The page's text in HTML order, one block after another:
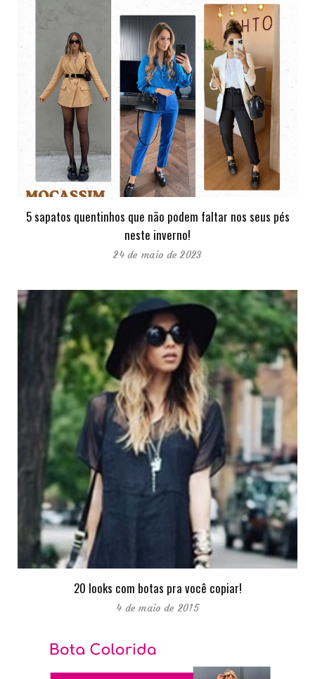
5 sapatos quentinhos que não podem faltar nos seus pés
neste inverno!
24 de maio de 2023
20 looks com botas pra você copiar!
4 de maio de 2015